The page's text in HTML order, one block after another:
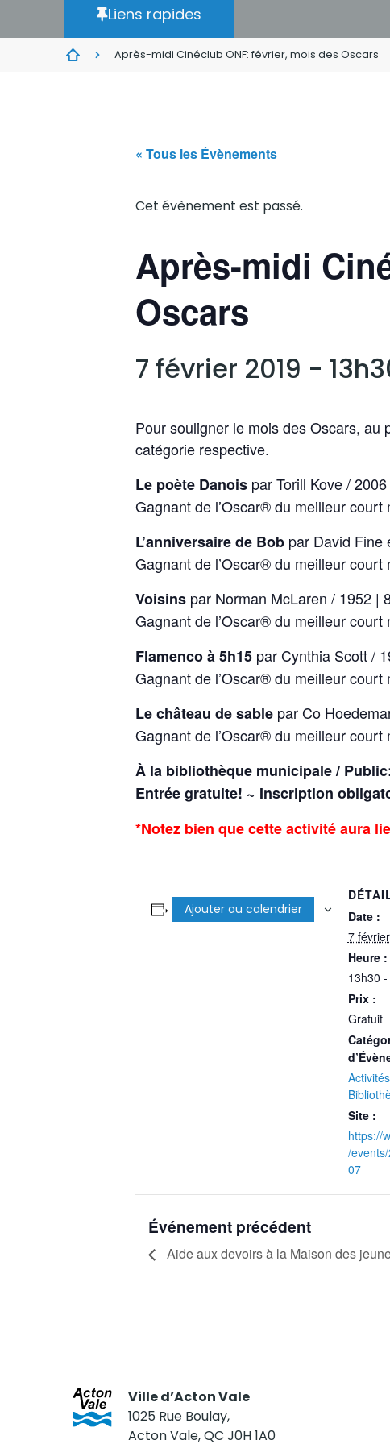
Liens rapides
Après-midi Cinéclub ONF: février, mois des Oscars
« Tous les Évènements
Cet évènement est passé.
Après-midi
Oscars
7 février 2019 -
Pour souligner le mois des Oscars, au
catégorie respective.
Le poète Danois par Torill Kove /
Gagnant de l’Oscar® du meilleur court
L’anniversaire de Bob par David Fine
Gagnant de l’Oscar® du meilleur court
Voisins par Norman McLaren / 1952 |
Gagnant de l’Oscar® du meilleur
Flamenco à 5h15 par Cynthia Scott /
Gagnant de l’Oscar® du meilleur
Le château de sable par Co
Gagnant de l’Oscar® du meilleur court
À la bibliothèque municipale /
Entrée gratuite! ~ Inscription
*Notez bien que cette activité aura
Ajouter au calendrier
Date :
7
Heure :
13h30
Prix :
Gratuit
Site :
https://
/
07
Événement précédent
Aide aux devoirs à la Maison des
Ville d’Acton Vale
1025 Rue Boulay,
Acton Vale, QC J0H 1A0